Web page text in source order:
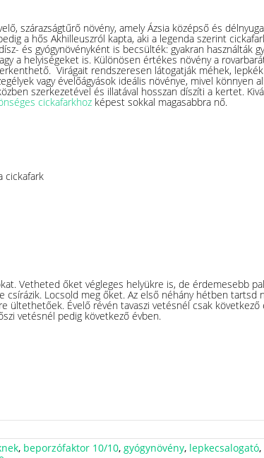
szárazságtűrő növény, amely Ázsia középső és
a hős Akhilleuszról kapta, aki a legenda szerint
és gyógynövényként is becsülték: gyakran használták
a helyiségeket is. Különösen értékes növény a
Virágait rendszeresen látogatják méhek,
vagy évelőágyások ideális növénye, mivel könnyen
szerkezetével és illatával hosszan díszíti a kertet.
cickafarkhoz képest sokkal magasabbra nő.
cickafark
Vetheted őket végleges helyükre is, de érdemesebb
Locsold meg őket. Az első néhány hétben tartsd
ültethetőek. Évelő révén tavaszi vetésnél csak következő
vetésnél pedig következő évben.
, beporzófaktor 10/10, gyógynövény, lepkecsalogató,